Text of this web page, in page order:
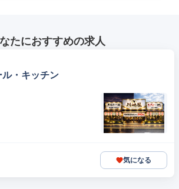
たにおすすめの求人
・キッチン
気になる